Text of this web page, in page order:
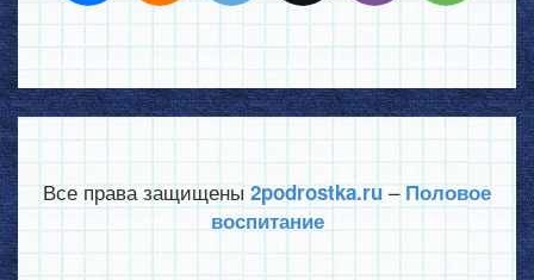
Все права защищены2podrostka.ru –Половое
воспитание